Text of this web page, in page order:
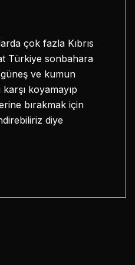
çok fazla Kıbrıs
Türkiye sonbahara
ve kumun
koyamayıp
bırakmak için
diye